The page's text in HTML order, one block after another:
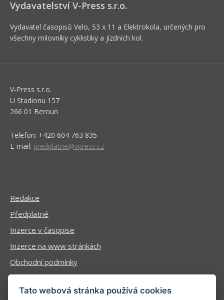
Vydavatelství V-Press s.r.o.
Vydavatel časopisů Velo, 53 x 11 a Elektrokola, určených pro
všechny milovníky cyklistiky a jízdních kol.
V-Press s.r.o.
U Stadionu 157
266 01 Beroun
Telefon: +420 604 763 835
E-mail: predplatne@vpress.cz
Redakce
Předplatné
Inzerce v časopise
Inzerce na www stránkách
Obchodní podmínky
Ochrana osobních údajů
Tato webová stránka používá cookies